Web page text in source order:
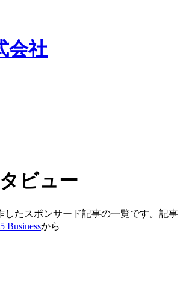
会社
ビュー
したスポンサード記事の一覧です。記事
Businessから